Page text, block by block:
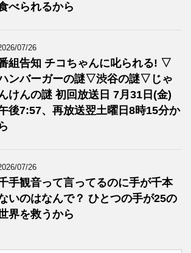
べられるから
07/26
組告知 チコちゃんに叱られる! ▽
ンバーガーの謎▽渋谷の謎▽じゃ
けんの謎 初回放送日 7月31日(金)
後7:57、再放送翌土曜日8時15分か
ら
07/26
手観音って言ってるのに手が千本
いのはなんで？ ひとつの手が25の
界を救うから